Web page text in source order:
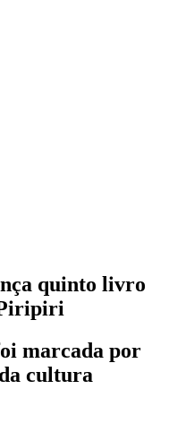
quinto livro
Piripiri
marcada por
cultura